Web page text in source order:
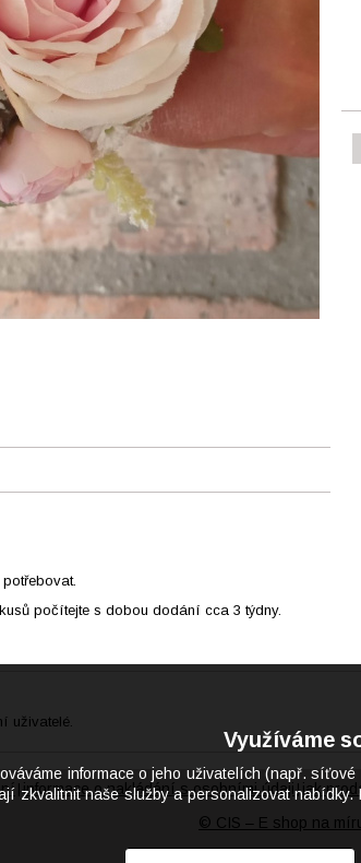
počítejte s dobou dodání cca 3 týdny.
uživatelé.
informace o nakládání s osobními údaji | jak
© CIS – E shop na
Využíváme
informace o jeho uživatelích (např.
zkvalitnit naše služby a personalizovat